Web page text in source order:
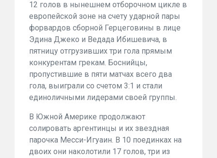
12 голов в нынешнем отборочном цикле в
европейской зоне на счету ударной пары
форвардов сборной Герцеговины в лице
Эдина Джеко и Ведада Ибишевича, в
пятницу отгрузивших три гола прямым
конкурентам грекам. Боснийцы,
пропустившие в пяти матчах всего два
гола, выиграли со счетом 3:1 и стали
единоличными лидерами своей группы.
В Южной Америке продолжают
солировать аргентинцы и их звездная
парочка Месси-Игуаин. В 10 поединках на
двоих они наколотили 17 голов, три из